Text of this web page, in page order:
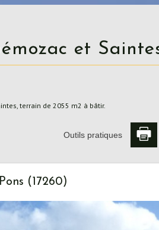
et
terrain de 2055 m2 à bâtir.
Outils pratiques
(17260)